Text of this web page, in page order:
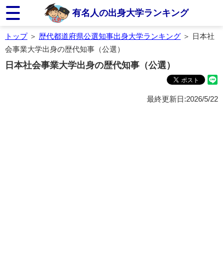
有名人の出身大学ランキング
トップ＞ 歴代都道府県公選知事出身大学ランキング ＞ 日本社
会事業大学出身の歴代知事（公選）
日本社会事業大学出身の歴代知事（公選）
最終更新日:2026/5/22